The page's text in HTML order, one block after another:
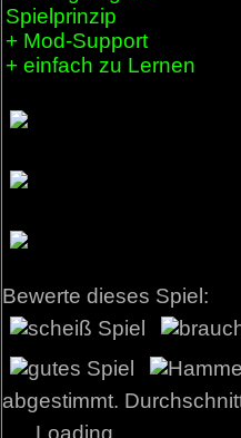
Spielprinzip
+ Mod-Support
+ einfach zu Lernen
Bewerte dieses Spiel:
abgestimmt.
Loading...